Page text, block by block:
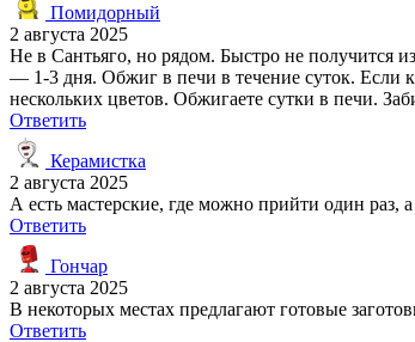
Помидорный
2 августа 2025
Не в Сантьяго, но рядом. Быстро не получится
— 1-3 дня. Обжиг в печи в течение суток. Если
нескольких цветов. Обжигаете сутки в печи.
Ответить
Керамистка
2 августа 2025
А есть мастерские, где можно прийти один раз,
Ответить
Гончар
2 августа 2025
В некоторых местах предлагают готовые
Ответить